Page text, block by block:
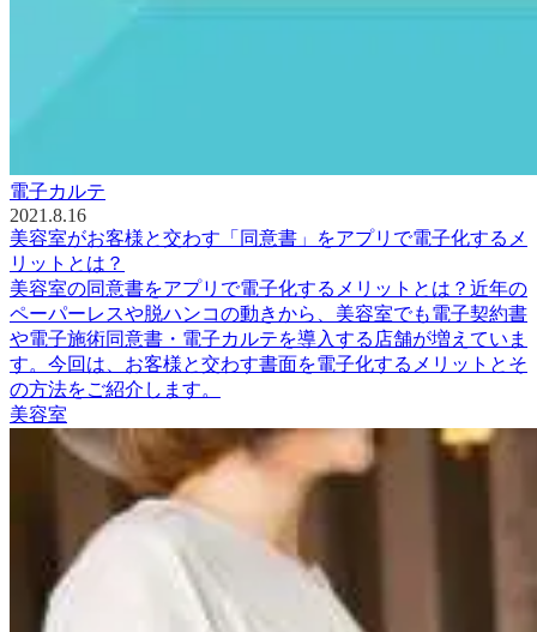
電子カルテ
2021.8.16
美容室がお客様と交わす「同意書」をアプリで電子化するメ
リットとは？
美容室の同意書をアプリで電子化するメリットとは？近年の
ペーパーレスや脱ハンコの動きから、美容室でも電子契約書
や電子施術同意書・電子カルテを導入する店舗が増えていま
す。今回は、お客様と交わす書面を電子化するメリットとそ
の方法をご紹介します。
美容室